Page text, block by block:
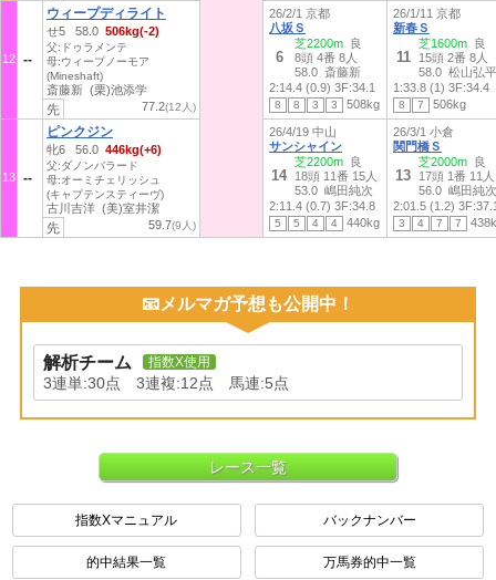
12
ウィープディライト
せ5 58.0 506kg(-2)
父:ドゥラメンテ
母:ウィープノーモア
(Mineshaft)
斎藤新 (栗)池添学
77.2(12人)
先
13
ピンクジン
牝6 56.0 446kg(+6)
父:ダノンバラード
母:オーミチェリッシュ
(キャプテンスティーヴ)
古川吉洋 (美)室井潔
59.7(9人)
先
26/2/1 京都
八坂Ｓ
6
芝2200m 良
8頭 4番 8人
58.0 斎藤新
2:14.4 (0.9) 3F:34.1
8 8 3 3 508kg
26/1/11 京都
新春Ｓ
11
芝1600m 良
15頭 2番 8人
58.0 松山弘平
1:33.8 (1) 3F:34.4
8 7 506kg
26/4/19 中山
サンシャイン
14
芝2200m 良
18頭 11番 15人
53.0 嶋田純次
2:11.4 (0.7) 3F:34.8
5 5 4 4 440kg
26/3/1 小倉
関門橋Ｓ
13
芝2000m 良
17頭 1番 11人
56.0 嶋田純次
2:01.5 (1.2)
3 4 7 7
📧メルマガ予想も公開中！
解析チーム 指数X使用
3連単:30点 3連複:12点 馬連:5点
レース一覧
指数Xマニュアル バックナンバー
的中結果一覧 万馬券的中一覧